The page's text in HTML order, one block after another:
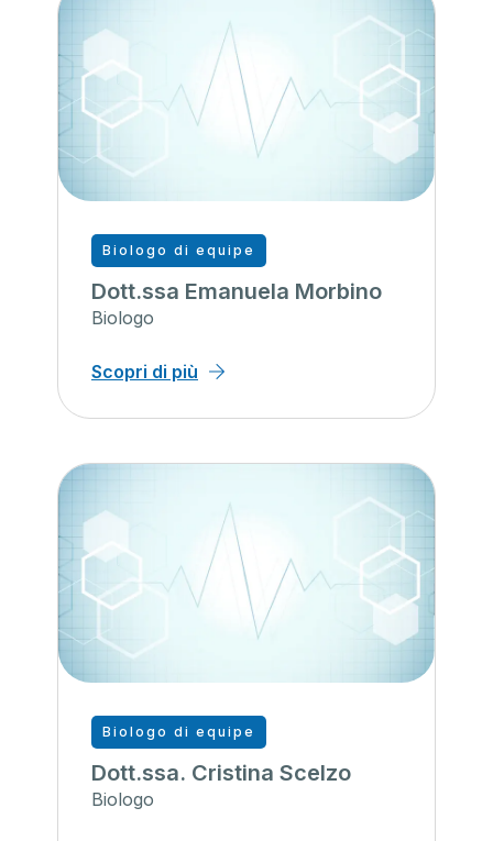
Biologo di equipe
Dott.ssa Emanuela Morbino
Biologo
Scopri di più
Biologo di equipe
Dott.ssa. Cristina Scelzo
Biologo